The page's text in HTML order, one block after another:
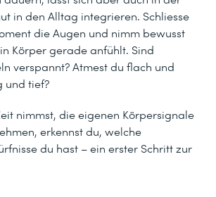
in den Alltag integrieren. Schliesse
die Augen und nimm bewusst
Körper gerade anfühlt. Sind
verspannt? Atmest du flach und
und tief?
nimmst, die eigenen Körpersignale
erkennst du, welche
du hast – ein erster Schritt zur